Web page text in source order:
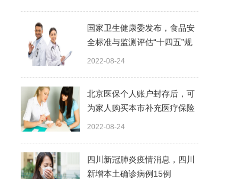
国家卫生健康委发布，食品安
全标准与监测评估“十四五”规
划
2022-08-24
北京医保个人账户封存后，可
为家人购买本市补充医疗保险
北京普惠健康保
2022-08-24
四川新冠肺炎疫情消息，四川
新增本土确诊病例15例